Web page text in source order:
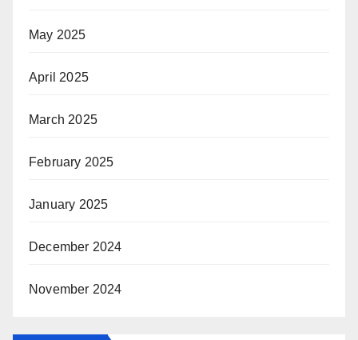
May 2025
April 2025
March 2025
February 2025
January 2025
December 2024
November 2024